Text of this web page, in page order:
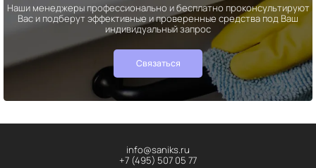
Наши менеджеры профессионально и бесплатно проконсультируют
Вас и подберут эффективные и проверенные средства под Ваш
индивидуальный запрос
Связаться
info@saniks.ru
+7 (495) 507 05 77